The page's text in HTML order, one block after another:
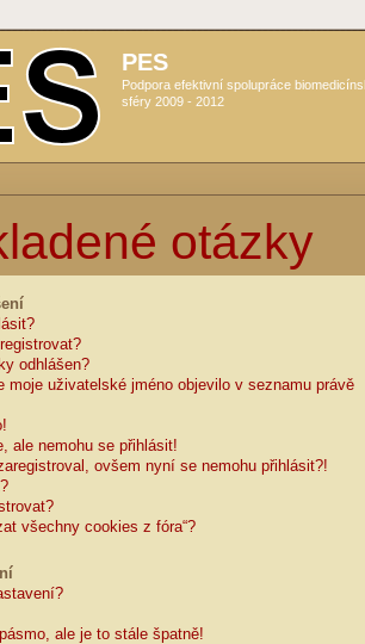
PES
Podpora efektivní spolupráce
sféry 2009 - 2012
otázky
odhlášen?
moje uživatelské jméno objevilo v seznamu právě
ale nemohu se přihlásit!
ovšem nyní se nemohu přihlásit?!
všechny cookies z fóra“?
ale je to stále špatně!